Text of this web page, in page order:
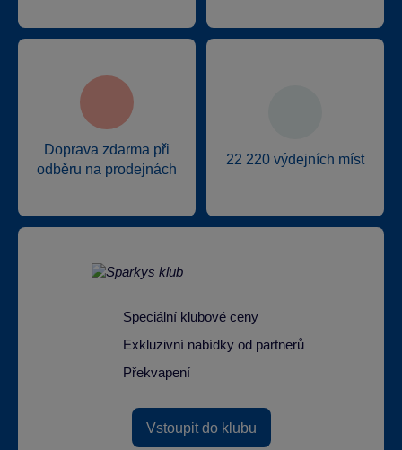
Doprava zdarma při
odběru na prodejnách
22 220 výdejních míst
Speciální klubové ceny
Exkluzivní nabídky od partnerů
Překvapení
Vstoupit do klubu